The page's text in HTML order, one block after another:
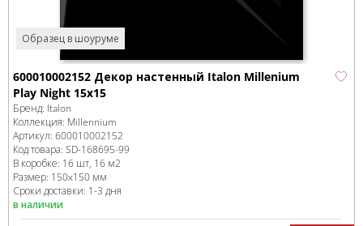
Образец в шоуруме
600010002152 Декор настенный Italon Millenium
Play Night 15x15
Бренд: Italon
Коллекция: Millennium
Артикул: 600010002152
Код товара: SD-168695-99
В коробке: 16 шт, 16 м2
Размер: 150x150 мм
Сроки доставки: 1-3 дня
в наличии